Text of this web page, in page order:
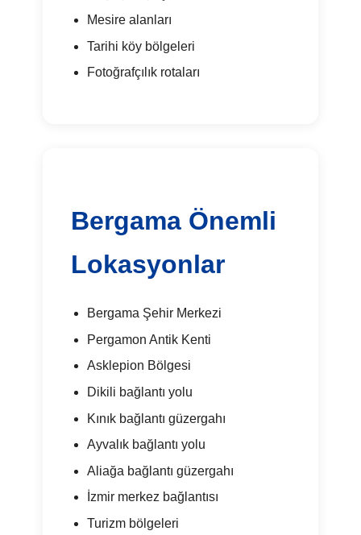
Mesire alanları
Tarihi köy bölgeleri
Fotoğrafçılık rotaları
Bergama Önemli
Lokasyonlar
Bergama Şehir Merkezi
Pergamon Antik Kenti
Asklepion Bölgesi
Dikili bağlantı yolu
Kınık bağlantı güzergahı
Ayvalık bağlantı yolu
Aliağa bağlantı güzergahı
İzmir merkez bağlantısı
Turizm bölgeleri